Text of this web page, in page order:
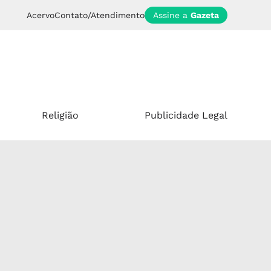
AcervoContato/Atendimento Assine a Gazeta
Religião Publicidade Legal